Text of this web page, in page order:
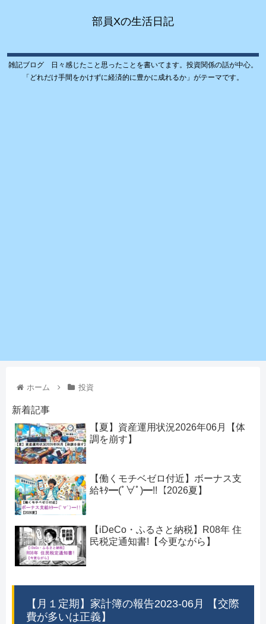
部員Xの生活日記
雑記ブログ 日々感じたこと思ったことを書いてます。投資関係の話が中心。
「どれだけ手間をかけずに経済的に豊かに成れるか」がテーマです。
ホーム 投資
新着記事
【夏】資産運用状況2026年06月【体
調を崩す】
【働くモチベゼロ付近】ボーナス支
給ｷﾀ━(ﾟ∀ﾟ)━!!【2026夏】
【iDeCo・ふるさと納税】R08年 住
民税定通知書!【今更ながら】
【月１定期】家計簿の報告2023-06月 【交際
費が多いは正義】